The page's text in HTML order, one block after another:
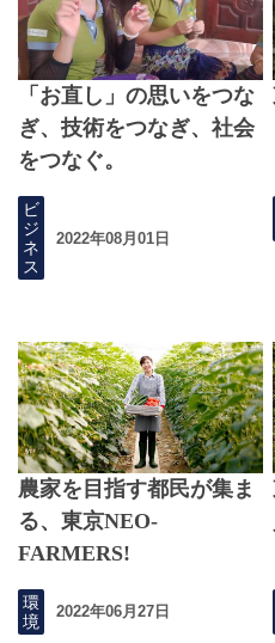
「お直し」の思いをつな
ぎ、技術をつなぎ、社会
をつなぐ。
ビ
ジ
ネ
ス
2022年08月01日
農家を目指す都民が集ま
る、東京NEO-
FARMERS!
環
境
2022年06月27日